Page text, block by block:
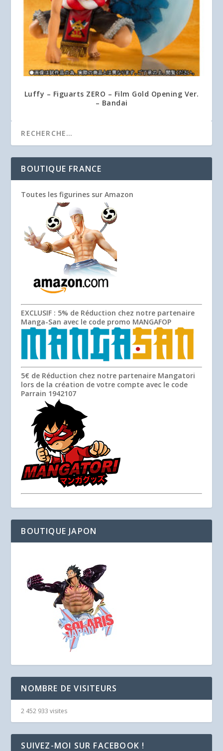
Luffy – Figuarts ZERO – Film Gold Opening Ver.
– Bandai
BOUTIQUE FRANCE
Toutes les figurines sur Amazon
EXCLUSIF : 5% de Réduction chez notre partenaire
Manga-San avec le code promo MANGAFOP
5€ de Réduction chez notre partenaire Mangatori
lors de la création de votre compte avec le code
Parrain 1942107
BOUTIQUE JAPON
NOMBRE DE VISITEURS
2 452 933 visites
SUIVEZ-MOI SUR FACEBOOK !